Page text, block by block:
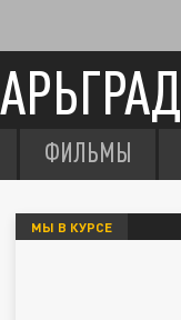
ФИЛЬМЫ
МЫ В КУРСЕ